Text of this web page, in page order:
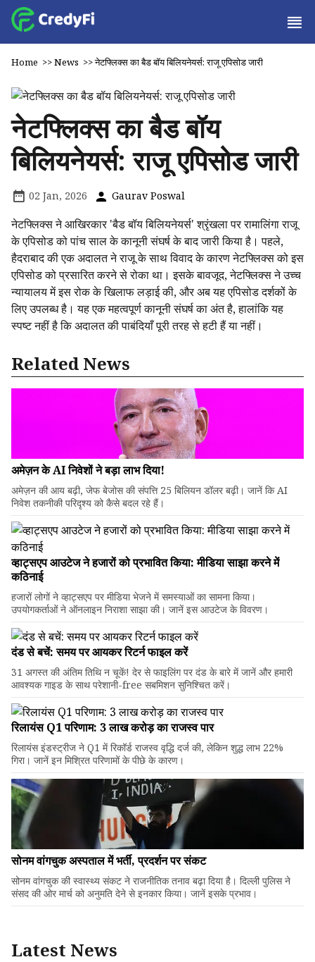
Home >>News >>नेटफ्लिक्स का बैड बॉय बिलियनेयर्स: राजू एपिसोड जारी
नेटफ्लिक्स का बैड बॉय
बिलियनेयर्स: राजू एपिसोड जारी
02 Jan, 2026 Gaurav Poswal
नेटफ्लिक्स ने आखिरकार 'बैड बॉय बिलियनेयर्स' श्रृंखला पर रामालिंगा राजू
के एपिसोड को पांच साल के कानूनी संघर्ष के बाद जारी किया है। पहले,
हैदराबाद की एक अदालत ने राजू के साथ विवाद के कारण नेटफ्लिक्स को इस
एपिसोड को प्रसारित करने से रोका था। इसके बावजूद, नेटफ्लिक्स ने उच्च
न्यायालय में इस रोक के खिलाफ लड़ाई की, और अब यह एपिसोड दर्शकों के
लिए उपलब्ध है। यह एक महत्वपूर्ण कानूनी संघर्ष का अंत है, हालांकि यह
स्पष्ट नहीं है कि अदालत की पाबंदियाँ पूरी तरह से हटी हैं या नहीं।
Related News
अमेज़न के AI निवेशों ने बड़ा लाभ दिया!
अमेज़न की आय बढ़ी, जेफ बेजोस की संपत्ति 25 बिलियन डॉलर बढ़ी। जानें कि AI
निवेश तकनीकी परिदृश्य को कैसे बदल रहे हैं।
व्हाट्सएप आउटेज ने हजारों को प्रभावित किया: मीडिया साझा करने में
कठिनाई
हजारों लोगों ने व्हाट्सएप पर मीडिया भेजने में समस्याओं का सामना किया।
उपयोगकर्ताओं ने ऑनलाइन निराशा साझा की। जानें इस आउटेज के विवरण।
दंड से बचें: समय पर आयकर रिटर्न फाइल करें
31 अगस्त की अंतिम तिथि न चूकें! देर से फाइलिंग पर दंड के बारे में जानें और हमारी
आवश्यक गाइड के साथ परेशानी-free सबमिशन सुनिश्चित करें।
रिलायंस Q1 परिणाम: ₹3 लाख करोड़ का राजस्व पार
रिलायंस इंडस्ट्रीज ने Q1 में रिकॉर्ड राजस्व वृद्धि दर्ज की, लेकिन शुद्ध लाभ 22%
गिरा। जानें इन मिश्रित परिणामों के पीछे के कारण।
सोनम वांगचुक अस्पताल में भर्ती, प्रदर्शन पर संकट
सोनम वांगचुक की स्वास्थ्य संकट ने राजनीतिक तनाव बढ़ा दिया है। दिल्ली पुलिस ने
संसद की ओर मार्च को अनुमति देने से इनकार किया। जानें इसके प्रभाव।
Latest News